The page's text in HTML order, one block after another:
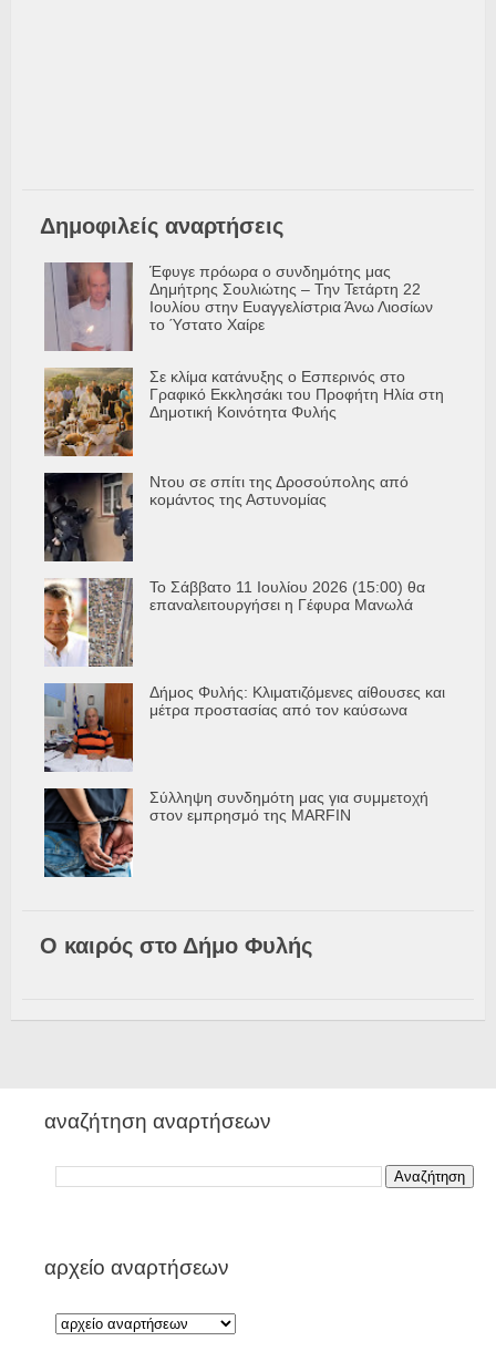
Δημοφιλείς αναρτήσεις
Έφυγε πρόωρα ο συνδημότης μας
Δημήτρης Σουλιώτης – Την Τετάρτη 22
Ιουλίου στην Ευαγγελίστρια Άνω Λιοσίων
το Ύστατο Χαίρε
Σε κλίμα κατάνυξης ο Εσπερινός στο
Γραφικό Εκκλησάκι του Προφήτη Ηλία στη
Δημοτική Κοινότητα Φυλής
Ντου σε σπίτι της Δροσούπολης από
κομάντος της Αστυνομίας
Το Σάββατο 11 Ιουλίου 2026 (15:00) θα
επαναλειτουργήσει η Γέφυρα Μανωλά
Δήμος Φυλής: Κλιματιζόμενες αίθουσες και
μέτρα προστασίας από τον καύσωνα
Σύλληψη συνδημότη μας για συμμετοχή
στον εμπρησμό της MARFIN
Ο καιρός στο Δήμο Φυλής
αναζήτηση αναρτήσεων
αρχείο αναρτήσεων